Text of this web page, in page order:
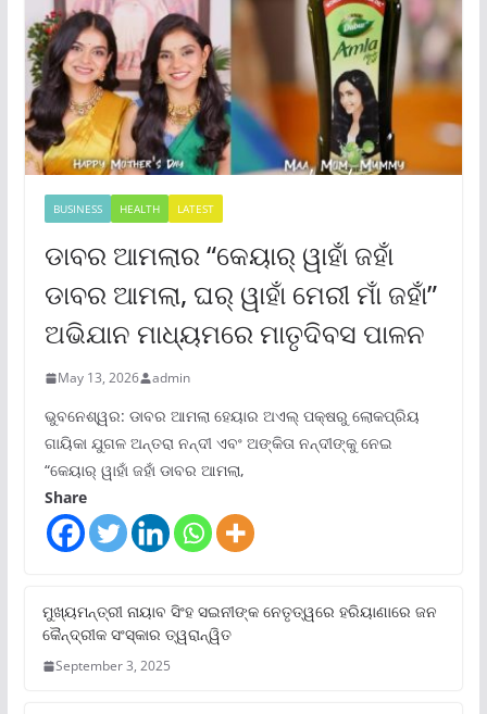
BUSINESS HEALTH LATEST
ଡାବର ଆମଲାର “କେୟାର୍ ୱାହାଁ ଜହାଁ
ଡାବର ଆମଲା, ଘର୍ ୱାହାଁ ମେରୀ ମାଁ ଜହାଁ”
ଅଭିଯାନ ମାଧ୍ୟମରେ ମାତୃଦିବସ ପାଳନ
May 13, 2026 admin
ଭୁବନେଶ୍ୱର: ଡାବର ଆମଲା ହେୟାର ଅଏଲ୍ ପକ୍ଷରୁ ଲୋକପ୍ରିୟ
ଗାୟିକା ଯୁଗଳ ଅନ୍ତରା ନନ୍ଦୀ ଏବଂ ଅଙ୍କିତା ନନ୍ଦୀଙ୍କୁ ନେଇ
“କେୟାର୍ ୱାହାଁ ଜହାଁ ଡାବର ଆମଲା,
Share
ମୁଖ୍ୟମନ୍ତ୍ରୀ ନାୟାବ ସିଂହ ସଇନୀଙ୍କ ନେତୃତ୍ୱରେ ହରିୟାଣାରେ ଜନ
କୈନ୍ଦ୍ରୀକ ସଂସ୍କାର ତ୍ୱରାନ୍ୱିତ
September 3, 2025